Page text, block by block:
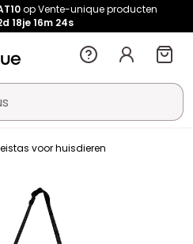
op Vente-unique producten
18je 16m 24s
voor huisdieren